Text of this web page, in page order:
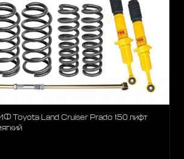
Toyota Land Cruiser Prado 150 лифт